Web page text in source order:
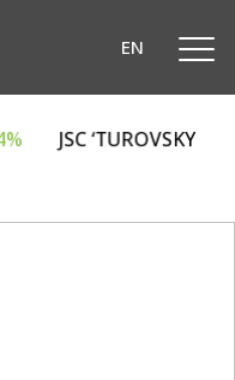
EN
4% JSC ‘TUROVSKY